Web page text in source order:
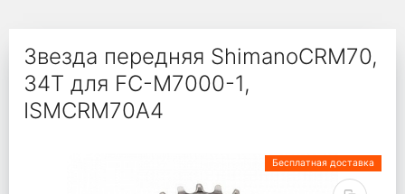
Звезда передняя ShimanoCRM70,
34T для FC-M7000-1,
ISMCRM70A4
Бесплатная доставка